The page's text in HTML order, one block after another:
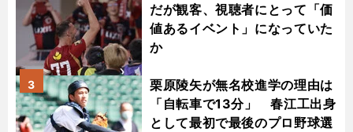
だが観客、視聴者にとって「価
値あるイベント」になっていた
か
栗原陵矢が無名校進学の理由は
「自転車で13分」 春江工出身
として最初で最後のプロ野球選
3